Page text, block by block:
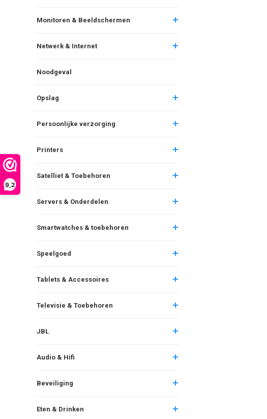
9,2
Monitoren & Beeldschermen
Netwerk & Internet
Noodgeval
Opslag
Persoonlijke verzorging
Printers
Satelliet & Toebehoren
Servers & Onderdelen
Smartwatches & toebehoren
Speelgoed
Tablets & Accessoires
Televisie & Toebehoren
JBL
Audio & Hifi
Beveiliging
Eten & Drinken